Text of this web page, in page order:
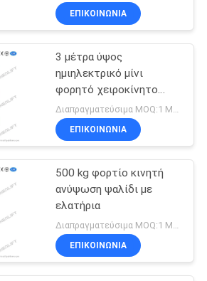
ΕΠΙΚΟΙΝΩΝΙΑ
3 μέτρα ύψος
ημιηλεκτρικό μίνι
φορητό χειροκίνητο
ανυψωτικό ψαλίδι για
αποθήκη
ΕΠΙΚΟΙΝΩΝΙΑ
500 kg φορτίο κινητή
ανύψωση ψαλίδι με
ελατήρια
ΕΠΙΚΟΙΝΩΝΙΑ